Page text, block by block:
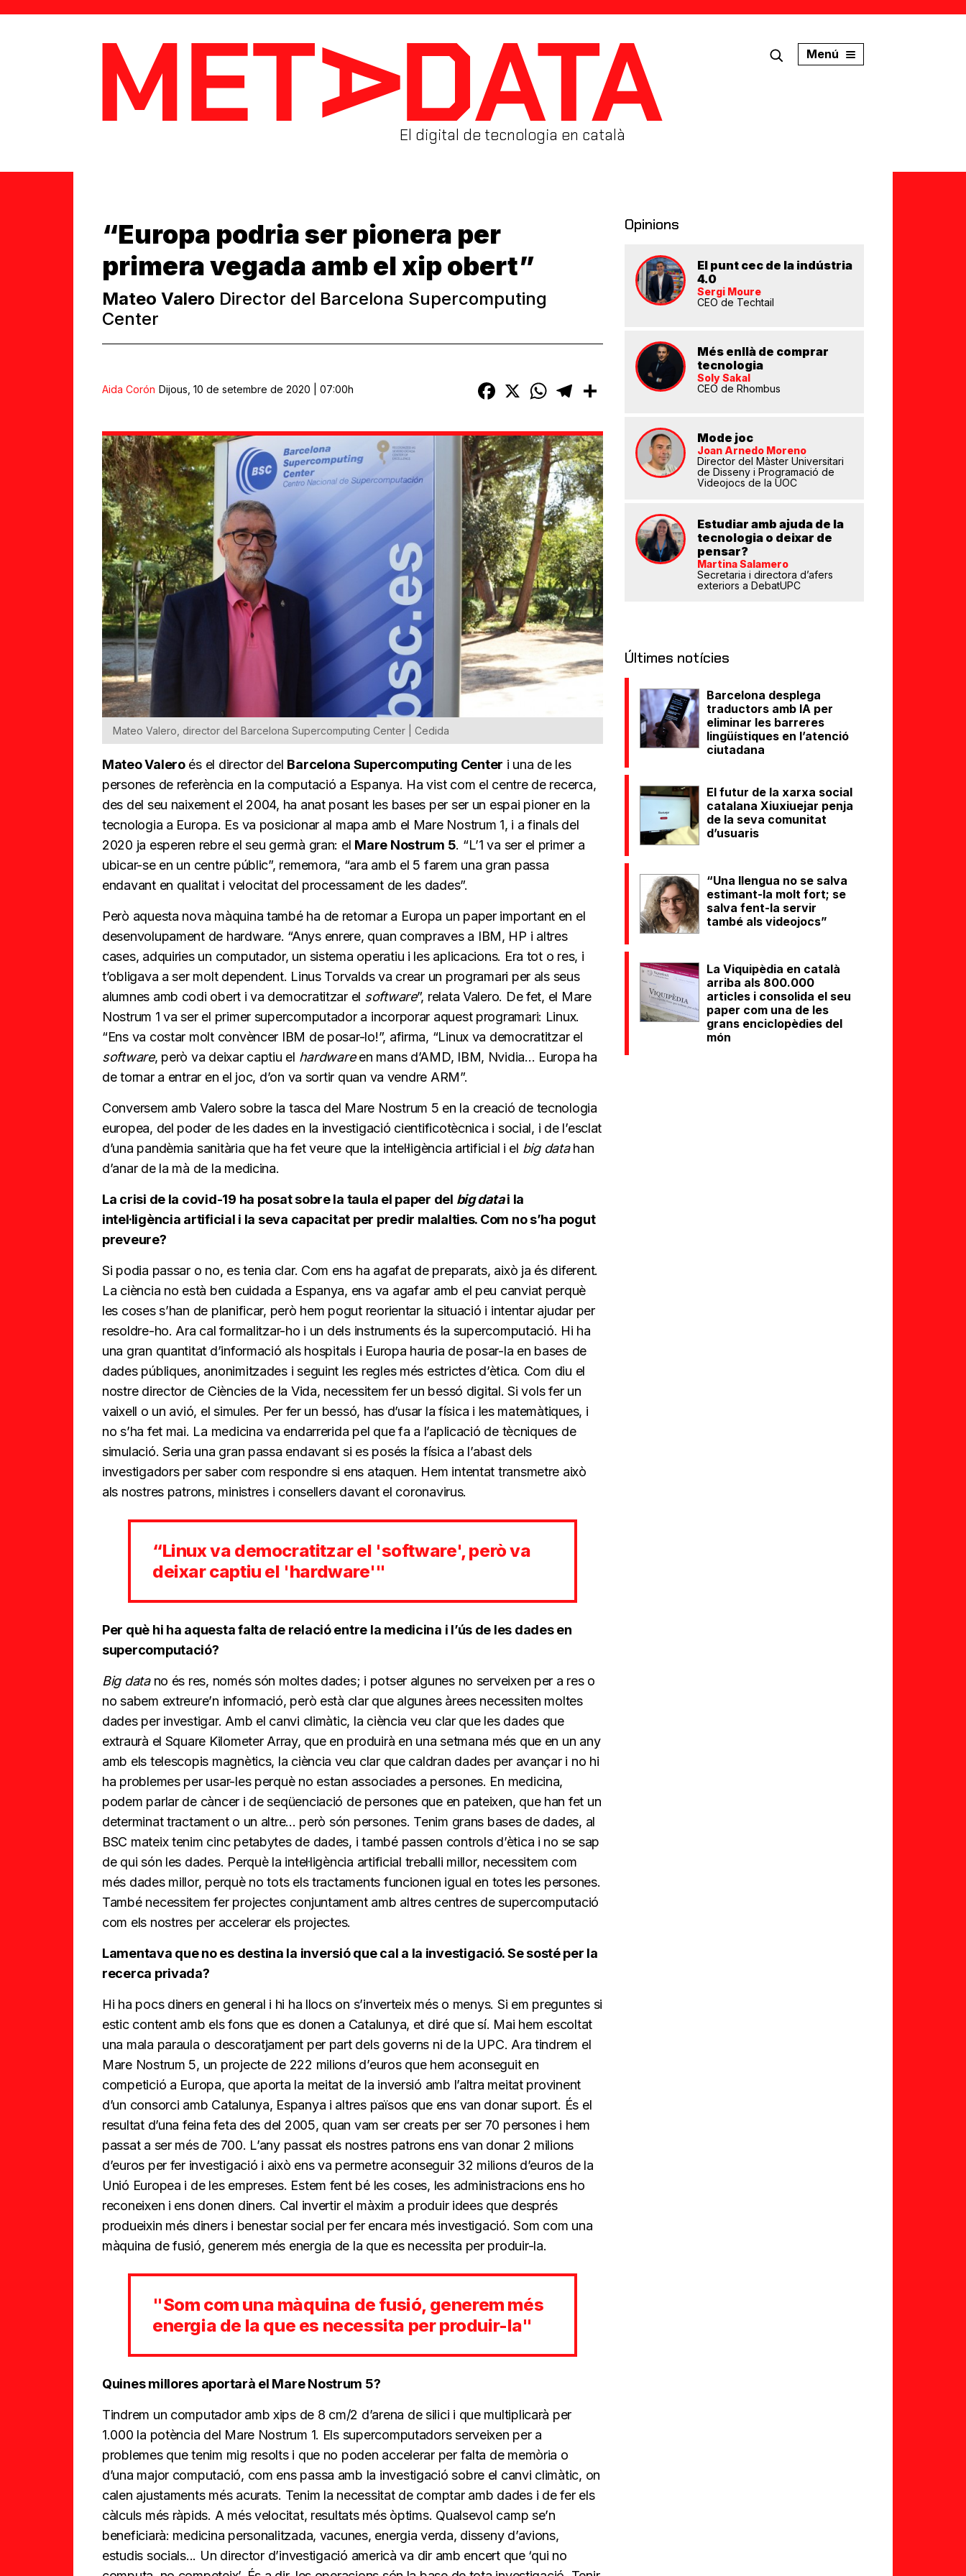
MetaData
El digital de tecnologia en català
Menú
“Europa podria ser pionera per
primera vegada amb el xip obert”
Mateo Valero Director del Barcelona Supercomputing
Center
Aida Corón Dijous, 10 de setembre de 2020 | 07:00h Facebook
X WhatsAppTelegramComparteix
Mateo Valero, director del Barcelona Supercomputing Center | Cedida
Mateo Valeroés el director del Barcelona Supercomputing Center i una de les
persones de referència en la computació a Espanya. Ha vist com el centre de recerca,
des del seu naixement el 2004, ha anat posant les bases per ser un espai pioner en la
tecnologia a Europa. Es va posicionar al mapa amb el Mare Nostrum 1, i a finals del
2020 ja esperen rebre el seu germà gran: el Mare Nostrum 5. “L’1 va ser el primer a
ubicar-se en un centre públic”, rememora, “ara amb el 5 farem una gran passa
endavant en qualitat i velocitat del processament de les dades”.
Però aquesta nova màquina també ha de retornar a Europa un paper important en el
desenvolupament de hardware. “Anys enrere, quan compraves a IBM, HP i altres
cases, adquiries un computador, un sistema operatiu i les aplicacions. Era tot o res, i
t’obligava a ser molt dependent. Linus Torvalds va crear un programari per als seus
alumnes amb codi obert i va democratitzar el software”, relata Valero. De fet, el Mare
Nostrum 1 va ser el primer supercomputador a incorporar aquest programari: Linux.
“Ens va costar molt convèncer IBM de posar-lo!”, afirma, “Linux va democratitzar el
software, però va deixar captiu el hardwareen mans d’AMD, IBM, Nvidia... Europa ha
de tornar a entrar en el joc, d’on va sortir quan va vendre ARM”.
Conversem amb Valero sobre la tasca del Mare Nostrum 5 en la creació de tecnologia
europea, del poder de les dades en la investigació cientificotècnica i social, i de l’esclat
d’una pandèmia sanitària que ha fet veure que la intel·ligència artificial i el big datahan
d’anar de la mà de la medicina.
La crisi de la covid-19 ha posat sobre la taula el paper del big datai la
intel·ligència artificial i la seva capacitat per predir malalties. Com no s’ha pogut
preveure?
Si podia passar o no, es tenia clar. Com ens ha agafat de preparats, això ja és diferent.
La ciència no està ben cuidada a Espanya, ens va agafar amb el peu canviat perquè
les coses s’han de planificar, però hem pogut reorientar la situació i intentar ajudar per
resoldre-ho. Ara cal formalitzar-ho i un dels instruments és la supercomputació. Hi ha
una gran quantitat d’informació als hospitals i Europa hauria de posar-la en bases de
dades públiques, anonimitzades i seguint les regles més estrictes d’ètica. Com diu el
nostre director de Ciències de la Vida, necessitem fer un bessó digital. Si vols fer un
vaixell o un avió, el simules. Per fer un bessó, has d’usar la física i les matemàtiques, i
no s’ha fet mai. La medicina va endarrerida pel que fa a l’aplicació de tècniques de
simulació. Seria una gran passa endavant si es posés la física a l’abast dels
investigadors per saber com respondre si ens ataquen. Hem intentat transmetre això
als nostres patrons, ministres i consellers davant el coronavirus.
“Linux va democratitzar el 'software', però va
deixar captiu el 'hardware'"
Per què hi ha aquesta falta de relació entre la medicina i l’ús de les dades en
supercomputació?
Big datano és res, només són moltes dades; i potser algunes no serveixen per a res o
no sabem extreure’n informació, però està clar que algunes àrees necessiten moltes
dades per investigar. Amb el canvi climàtic, la ciència veu clar que les dades que
extraurà el Square Kilometer Array, que en produirà en una setmana més que en un any
amb els telescopis magnètics, la ciència veu clar que caldran dades per avançar i no hi
ha problemes per usar-les perquè no estan associades a persones. En medicina,
podem parlar de càncer i de seqüenciació de persones que en pateixen, que han fet un
determinat tractament o un altre... però són persones. Tenim grans bases de dades, al
BSC mateix tenim cinc petabytes de dades, i també passen controls d’ètica i no se sap
de qui són les dades. Perquè la intel·ligència artificial treballi millor, necessitem com
més dades millor, perquè no tots els tractaments funcionen igual en totes les persones.
També necessitem fer projectes conjuntament amb altres centres de supercomputació
com els nostres per accelerar els projectes.
Lamentava que no es destina la inversió que cal a la investigació. Se sosté per la
recerca privada?
Hi ha pocs diners en general i hi ha llocs on s’inverteix més o menys. Si em preguntes si
estic content amb els fons que es donen a Catalunya, et diré que sí. Mai hem escoltat
una mala paraula o descoratjament per part dels governs ni de la UPC. Ara tindrem el
Mare Nostrum 5, un projecte de 222 milions d’euros que hem aconseguit en
competició a Europa, que aporta la meitat de la inversió amb l’altra meitat provinent
d’un consorci amb Catalunya, Espanya i altres països que ens van donar suport. És el
resultat d’una feina feta des del 2005, quan vam ser creats per ser 70 persones i hem
passat a ser més de 700. L’any passat els nostres patrons ens van donar 2 milions
d’euros per fer investigació i això ens va permetre aconseguir 32 milions d’euros de la
Unió Europea i de les empreses. Estem fent bé les coses, les administracions ens ho
reconeixen i ens donen diners. Cal invertir el màxim a produir idees que després
produeixin més diners i benestar social per fer encara més investigació. Som com una
màquina de fusió, generem més energia de la que es necessita per produir-la.
"Som com una màquina de fusió, generem més
energia de la que es necessita per produir-la"
Quines millores aportarà el Mare Nostrum 5?
Tindrem un computador amb xips de 8 cm/2 d’arena de silici i que multiplicarà per
1.000 la potència del Mare Nostrum 1. Els supercomputadors serveixen per a
problemes que tenim mig resolts i que no poden accelerar per falta de memòria o
d’una major computació, com ens passa amb la investigació sobre el canvi climàtic, on
calen ajustaments més acurats. Tenim la necessitat de comptar amb dades i de fer els
càlculs més ràpids. A més velocitat, resultats més òptims. Qualsevol camp se’n
beneficiarà: medicina personalitzada, vacunes, energia verda, disseny d’avions,
estudis socials... Un director d’investigació americà va dir amb encert que ‘qui no
Opinions
El punt cec de la indústria
4.0
Sergi Moure
CEO de Techtail
Més enllà de comprar
tecnologia
Soly Sakal
CEO de Rhombus
Mode joc
Joan Arnedo Moreno
Director del Màster Universitari
de Disseny i Programació de
Videojocs de la UOC
Estudiar amb ajuda de la
tecnologia o deixar de
pensar?
Martina Salamero
Secretaria i directora d’afers
exteriors a DebatUPC
Últimes notícies
Barcelona desplega
traductors amb IA per
eliminar les barreres
lingüístiques en l’atenció
ciutadana
El futur de la xarxa social
catalana Xiuxiuejar penja
de la seva comunitat
d’usuaris
“Una llengua no se salva
estimant-la molt fort; se
salva fent-la servir
també als videojocs”
La Viquipèdia en català
arriba als 800.000
articles i consolida el seu
paper com una de les
grans enciclopèdies del
món